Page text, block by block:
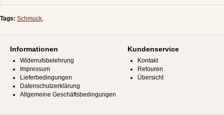
Tags: Schmuck,
Informationen
Widerrufsbelehrung
Impressum
Lieferbedingungen
Datenschutzerklärung
Allgemeine Geschäftsbedingungen
Kundenservice
Kontakt
Retouren
Übersicht